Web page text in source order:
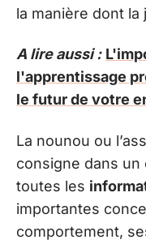
la manière dont la
A lire aussi :
l'apprentissage
le futur de votre
La nounou ou
consigne dans un
toutes les
importantes
comportement,